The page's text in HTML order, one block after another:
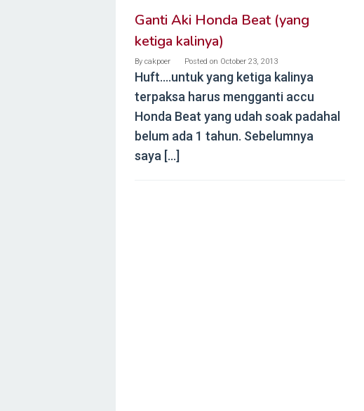
Ganti Aki Honda Beat (yang
ketiga kalinya)
By cakpoer Posted on October 23, 2013
Huft….untuk yang ketiga kalinya
terpaksa harus mengganti accu
Honda Beat yang udah soak padahal
belum ada 1 tahun. Sebelumnya
saya […]